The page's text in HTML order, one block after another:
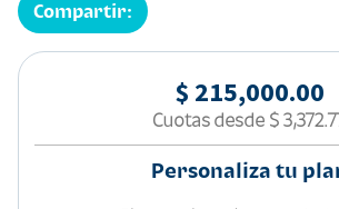
Compartir:
$ 215,000.00
Cuotas desde $
Personaliza tu